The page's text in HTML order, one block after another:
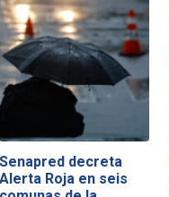
Senapred decreta
Alerta Roja en seis